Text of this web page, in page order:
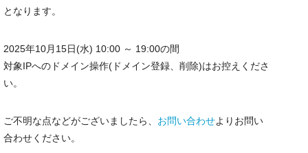
となります。
2025年10月15日(水) 10:00 ～ 19:00の間
対象IPへのドメイン操作(ドメイン登録、削除)はお控えくださ
い。
ご不明な点などがございましたら、 お問い合わせよりお問い
合わせください。